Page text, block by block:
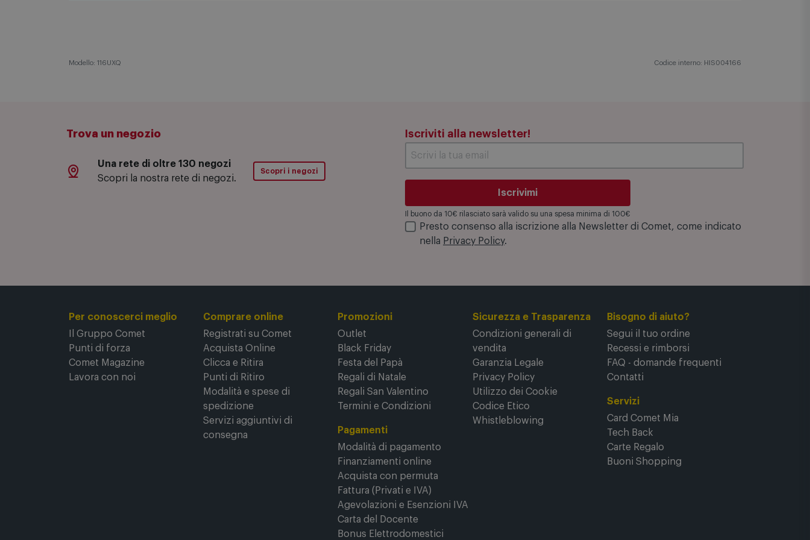
Una rete di oltre 130 negozi
Iscriviti alla newsletter!
Iscrivimi
Il buono da 10€ rilasciato sarà valido su una spesa minima di 100€
Presto consenso alla iscrizione alla Newsletter di Comet, come indicato
Per conoscerci meglio
Il Gruppo Comet
Punti di forza
Comet Magazine
Comprare online
Registrati su Comet
Acquista Online
Clicca e Ritira
Punti di Ritiro
Modalità e spese di
spedizione
Servizi aggiuntivi di
Promozioni
Outlet
Black Friday
Festa del Papà
Regali di Natale
Regali San Valentino
Termini e Condizioni
Pagamenti
Modalità di pagamento
Finanziamenti online
Acquista con permuta
Fattura (Privati e IVA)
Agevolazioni e Esenzioni IVA
Carta del Docente
Sicurezza e Trasparenza
Condizioni generali di
vendita
Garanzia Legale
Privacy Policy
Utilizzo dei Cookie
Codice Etico
Bisogno di aiuto?
Segui il tuo ordine
Recessi e rimborsi
FAQ - domande frequenti
Contatti
Servizi
Card Comet Mia
Tech Back
Carte Regalo